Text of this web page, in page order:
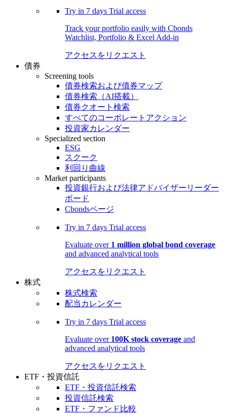
Try in 7 days Trial access
Track your portfolio easily with Cbonds
Watchlist, Portfolio & Excel Add-in
アクセスをリクエスト
債券
Screening tools
債券検索および債券マップ
債券検索（AI搭載）
債券クオート検索
すべてのコーポレートアクション
投資家カレンダー
Specialized section
ESG
スクーク
利回り曲線
Market participants
投資銀行および法律アドバイザーリーダー
ボード
Cbondsページ
Try in 7 days Trial access
Evaluate over 1 million global bond coverage
and advanced analytical tools
アクセスをリクエスト
株式
株式検索
配当カレンダー
Try in 7 days Trial access
Evaluate over 100K stock coverage and
advanced analytical tools
アクセスをリクエスト
ETF・投資信託
ETF・投資信託検索
投資信託検索
ETF・ファンド比較